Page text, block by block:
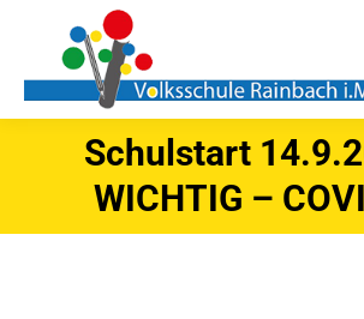
Schulstart
WICHTIG –